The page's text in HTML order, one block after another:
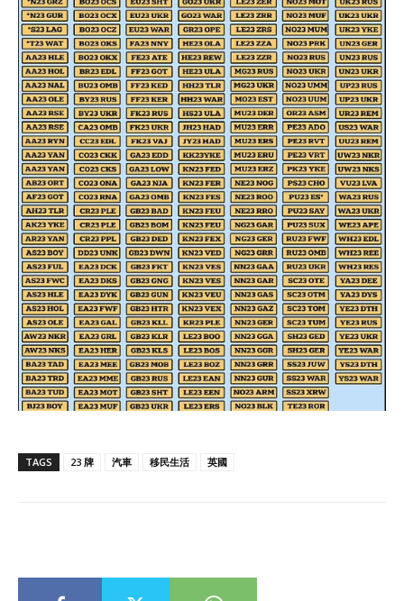
TAGS 23 牌 汽車 移民生活 英國